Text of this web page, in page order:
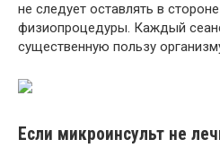
не следует оставлять в
физиопроцедуры. Каждый
существенную пользу
Если микроинсульт не